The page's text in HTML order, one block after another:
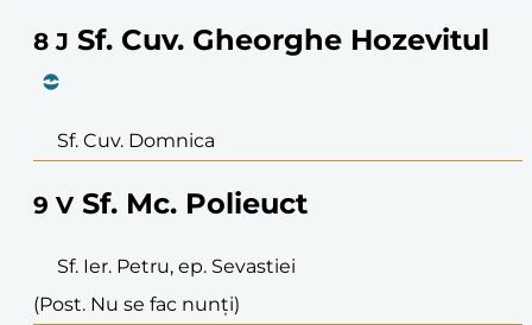
8 J Sf. Cuv. Gheorghe Hozevitul
Sf. Cuv. Domnica
9 V Sf. Mc. Polieuct
Sf. Ier. Petru, ep. Sevastiei
(Post. Nu se fac nunți)